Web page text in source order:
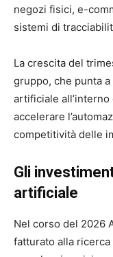
negozi fisici, e-
sistemi di
La crescita del
gruppo, che punta
artificiale
accelerare
competitività delle
Gli
artificiale
Nel corso del 2026
fatturato alla